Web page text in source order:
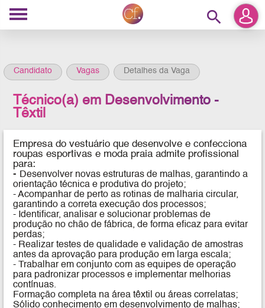
search
Candidato Vagas Detalhes da Vaga
Técnico(a) em Desenvolvimento -
Têxtil
Empresa do vestuário que desenvolve e confecciona
roupas esportivas e moda praia admite profissional
para:
- Desenvolver novas estruturas de malhas, garantindo a
orientação técnica e produtiva do projeto;
- Acompanhar de perto as rotinas de malharia circular,
garantindo a correta execução dos processos;
- Identificar, analisar e solucionar problemas de
produção no chão de fábrica, de forma eficaz para evitar
perdas;
- Realizar testes de qualidade e validação de amostras
antes da aprovação para produção em larga escala;
- Trabalhar em conjunto com as equipes de operação
para padronizar processos e implementar melhorias
contínuas.
Formação completa na área têxtil ou áreas correlatas;
Sólido conhecimento em desenvolvimento de malhas;